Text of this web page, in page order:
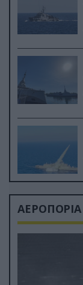
ΑΕΡΟΠΟΡΙΑ